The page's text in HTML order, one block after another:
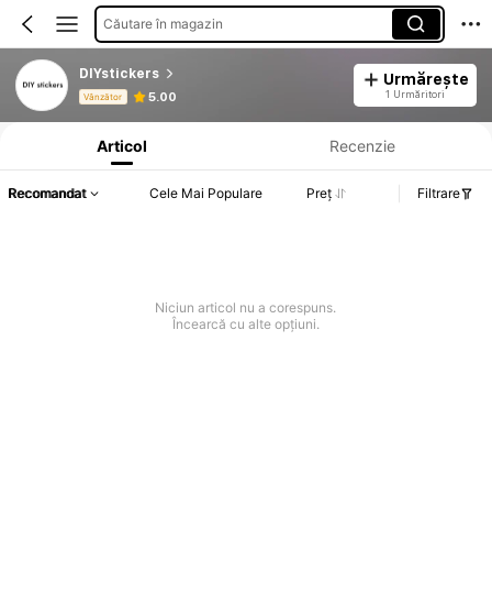
Căutare în magazin
DIYstickers
Vânzător 5.00
Urmărește
1 Urmăritori
Informații despre produs: Divulgarea prețului, detalii privind vânzările și stocul.
Articol Recenzie
Recomandat Cele Mai Populare Preț Filtrare
Niciun articol nu a corespuns.
Încearcă cu alte opțiuni.